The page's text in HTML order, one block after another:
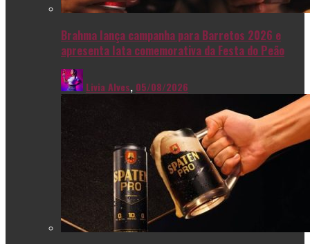
Brahma lança campanha para Barretos 2026 e
apresenta lata comemorativa da Festa do Peão
Livia Alves, 05/08/2026